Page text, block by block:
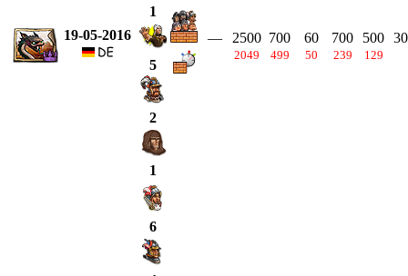
19-05-2016
1
5
2
1
— 2500
2049
700
499
60
50
700
239
500
129
6